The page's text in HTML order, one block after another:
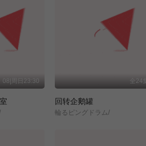
08|周日23:30 全24集
回转企鹅罐
輪るピングドラム/